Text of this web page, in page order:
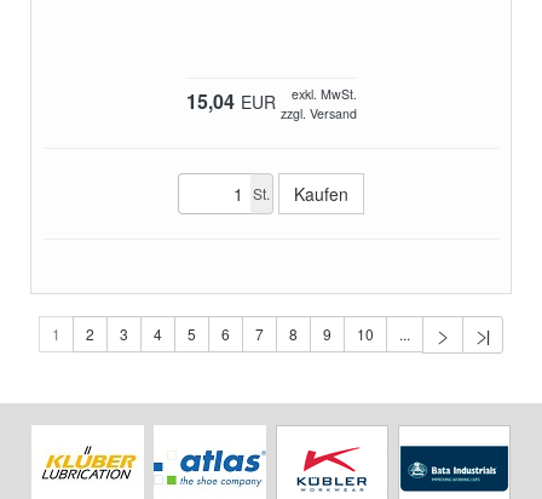
15,04 EUR
exkl. MwSt.
zzgl. Versand
St.
1 2 3 4 5 6 7 8 9 10 ...